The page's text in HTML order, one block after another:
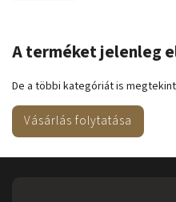
A terméket jelenleg
De a többi kategóriát is
Vásárlás folytatása